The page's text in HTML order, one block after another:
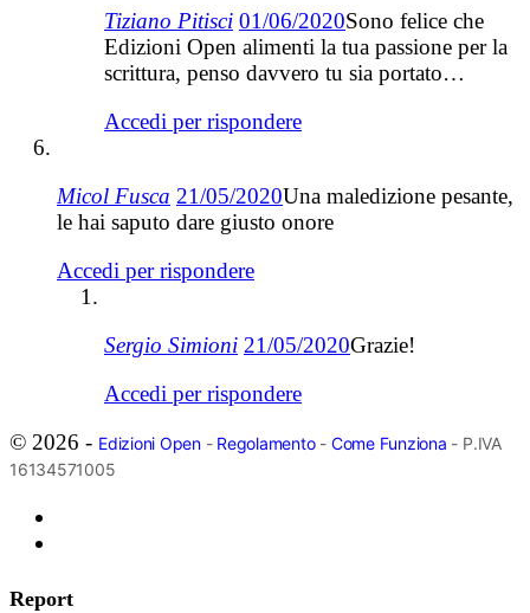
Tiziano Pitisci 01/06/2020Sono felice che
Edizioni Open alimenti la tua passione per la
scrittura, penso davvero tu sia portato…
Accedi per rispondere
Micol Fusca 21/05/2020Una maledizione pesante,
le hai saputo dare giusto onore
Accedi per rispondere
Sergio Simioni 21/05/2020Grazie!
Accedi per rispondere
© 2026 - Edizioni Open- Regolamento- Come Funziona - P.IVA
16134571005
Report